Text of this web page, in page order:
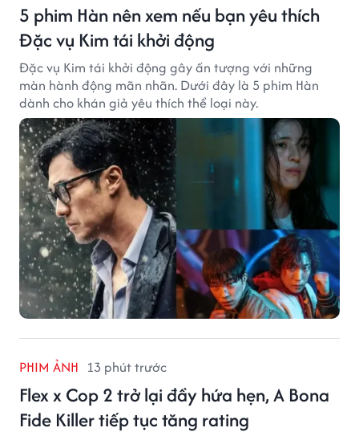
5 phim Hàn nên xem nếu bạn yêu thích
Đặc vụ Kim tái khởi động
Đặc vụ Kim tái khởi động gây ấn tượng với những
màn hành động mãn nhãn. Dưới đây là 5 phim Hàn
dành cho khán giả yêu thích thể loại này.
PHIM ẢNH 13 phút trước
Flex x Cop 2 trở lại đầy hứa hẹn, A Bona
Fide Killer tiếp tục tăng rating